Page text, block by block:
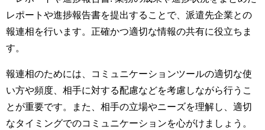
レポートや進捗報告書を提出することで、派遣先企業との
報連相を行います。正確かつ適切な情報の共有に役立ちま
す。
報連相のためには、コミュニケーションツールの適切な使
い方や頻度、相手に対する配慮などを考慮しながら行うこ
とが重要です。また、相手の立場やニーズを理解し、適切
なタイミングでのコミュニケーションを心がけましょう。